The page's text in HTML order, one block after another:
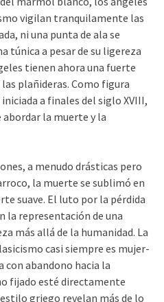
vigilan tranquilamente las
ni una punta de ala se
túnica a pesar de su ligereza
tienen ahora una fuerte
plañideras. Como figura
a finales del siglo XVIII,
abordar la muerte y la
a menudo drásticas pero
la muerte se sublimó en
suave. El luto por la pérdida
la representación de una
más allá de la humanidad. La
casi siempre es mujer-
con abandono hacia la
fijado esté directamente
griego revelan más de lo